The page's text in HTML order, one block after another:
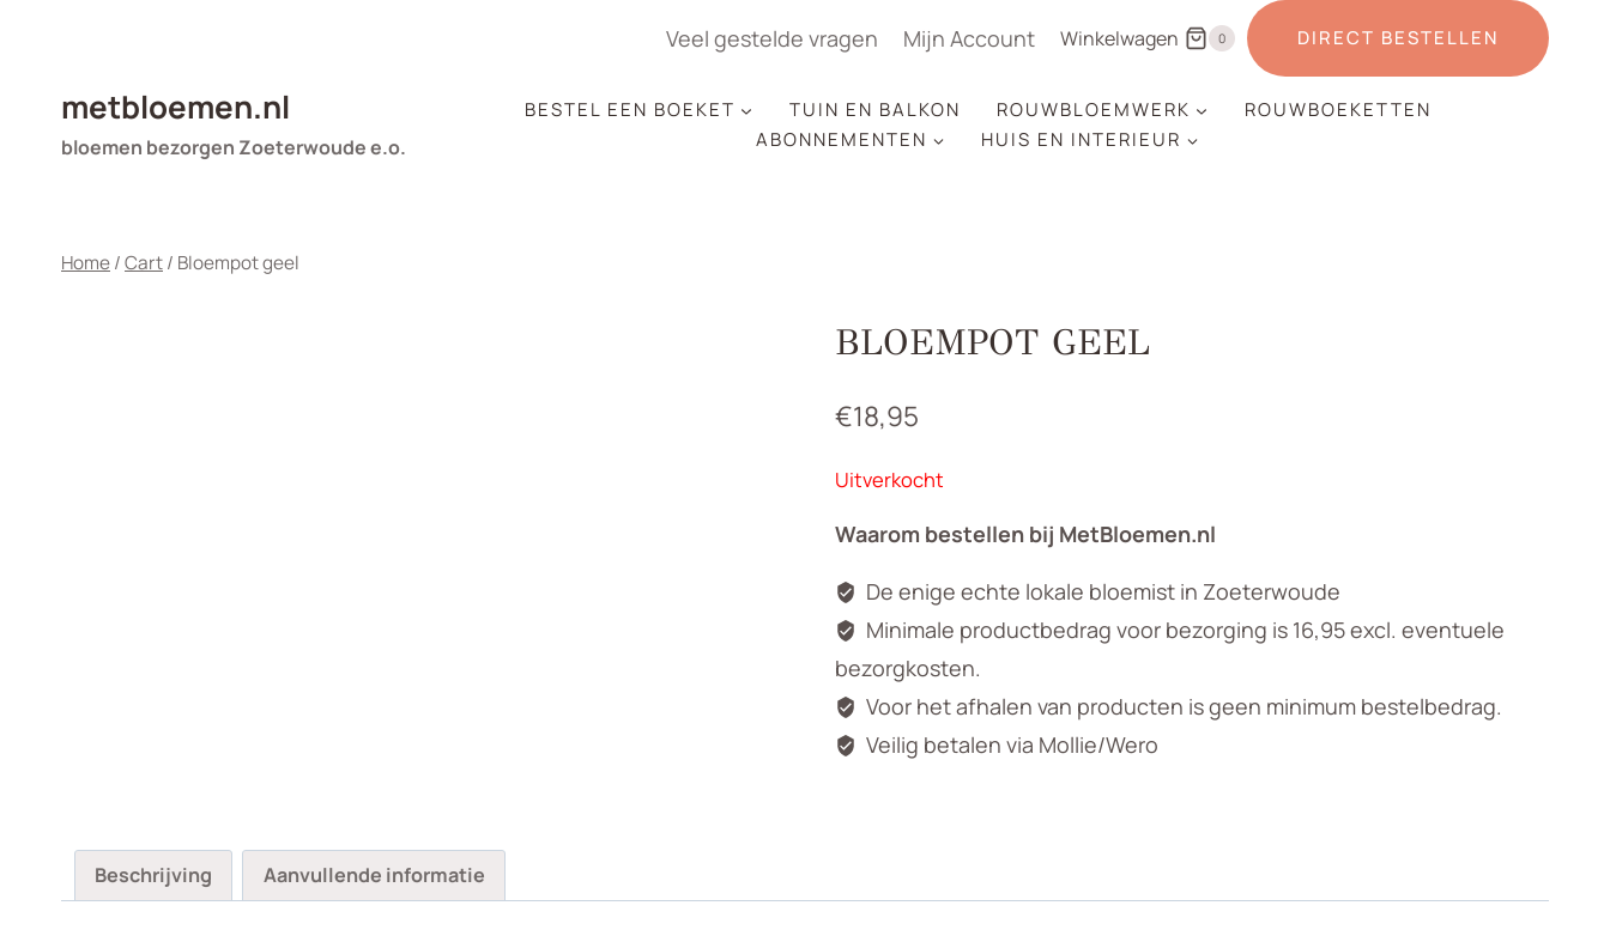
Veel gestelde vragen Mijn Account Winkelwagen 0 DIRECT BESTELLEN
metbloemen.nl
bloemen bezorgen Zoeterwoude e.o.
BESTEL EEN BOEKET TUIN EN BALKON ROUWBLOEMWERK
ROUWBOEKETTEN
ABONNEMENTEN
HUIS EN INTERIEUR
Home/Cart/ Bloempot geel
BLOEMPOT GEEL
€18,95
Uitverkocht
Waarom bestellen bij MetBloemen.nl
De enige echte lokale bloemist in Zoeterwoude
Minimale productbedrag voor bezorging is 16,95 excl. eventuele
bezorgkosten.
Voor het afhalen van producten is geen minimum bestelbedrag.
Veilig betalen via Mollie/Wero
Beschrijving Aanvullende informatie